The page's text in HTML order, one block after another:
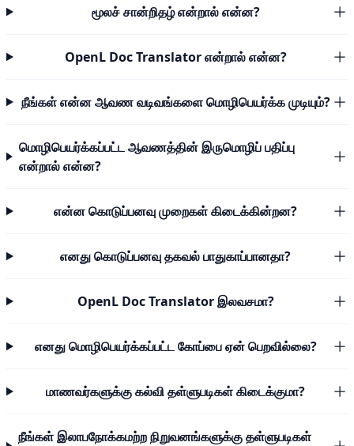
மூலச் சான்றிதழ் என்றால் என்ன?
OpenL Doc Translator என்றால் என்ன?
நீங்கள் என்ன ஆவண வடிவங்களை மொழிபெயர்க்க முடியும்?
மொழிபெயர்க்கப்பட்ட ஆவணத்தின் இருமொழிப் பதிப்பு
என்றால் என்ன?
என்ன கொடுப்பனவு முறைகள் கிடைக்கின்றன?
எனது கொடுப்பனவு தகவல் பாதுகாப்பானதா?
OpenL Doc Translator இலவசமா?
எனது மொழிபெயர்க்கப்பட்ட கோப்பை ஏன் பெறவில்லை?
மாணவர்களுக்கு கல்வி தள்ளுபடிகள் கிடைக்குமா?
நீங்கள் இலாபநோக்கமற்ற நிறுவனங்களுக்கு தள்ளுபடிகள்